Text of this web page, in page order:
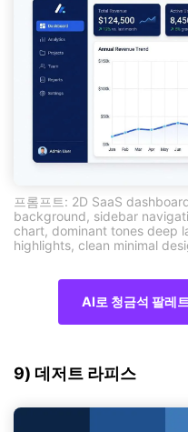
프롬프트: 2D SaaS
background, sidebar
chart, dominant tones deep
highlights, clean minimal
AI로 청금석 팔레
9) 데저트 라피스